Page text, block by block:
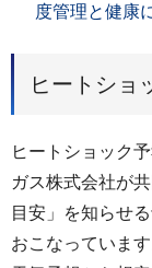
度管理と健康
ヒートショ
ヒートショック
ガス株式会社が
目安」を知らせ
おこなっています